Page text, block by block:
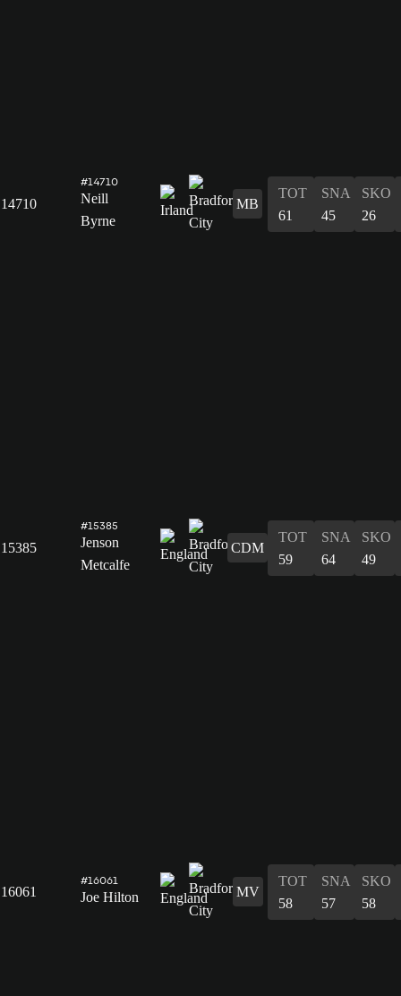
14710
#14710
Neill
Byrne
MB
TOT
61
SNA
45
SKO
26
15385
#15385
Jenson
Metcalfe
CDM
TOT
59
SNA
64
SKO
49
16061
#16061
Joe Hilton MV
TOT
58
SNA
57
SKO
58